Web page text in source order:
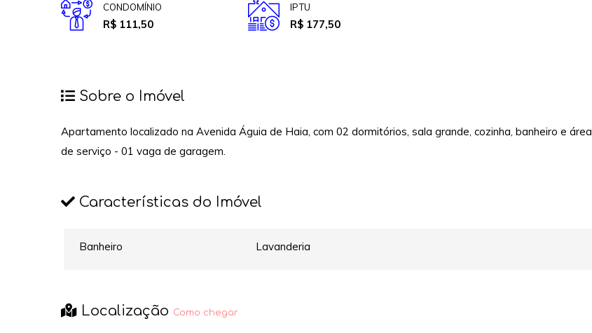
CONDOMÍNIO
R$ 111,50
IPTU
R$ 177,50
Sobre o Imóvel
Apartamento localizado na Avenida Águia de Haia, com 02 dormitórios, sala grande, cozinha, banheiro e área
de serviço - 01 vaga de garagem.
Características do Imóvel
Banheiro Lavanderia
Localização Como chegar